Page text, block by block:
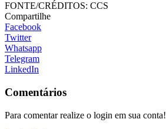
FONTE/CRÉDITOS: CCS
Compartilhe
Facebook
Twitter
Whatsapp
Telegram
LinkedIn
Comentários
Para comentar realize o login em sua conta!